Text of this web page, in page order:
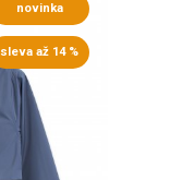
novinka
sleva až 14 %